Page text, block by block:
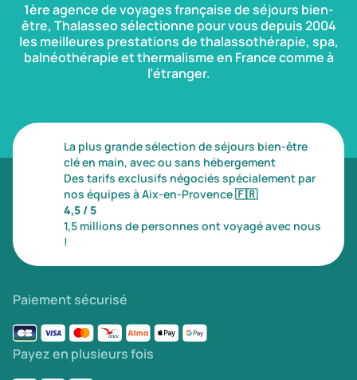
1ère agence de voyages française de séjours bien-
être, Thalasseo sélectionne pour vous depuis 2004
les meilleures prestations de thalassothérapie, spa,
balnéothérapie et thermalisme en France comme à
l’étranger.
La plus grande sélection de séjours bien-être
clé en main, avec ou sans hébergement
Des tarifs exclusifs négociés spécialement par
nos équipes à Aix-en-Provence🇫🇷
4,5 / 5
1,5 millions de personnes ont voyagé avec nous
!
Paiement sécurisé
Payez en plusieurs fois